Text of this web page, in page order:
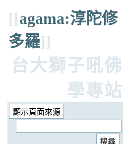
[[agama:淳陀修
多羅]]
台大獅子吼佛
學專站